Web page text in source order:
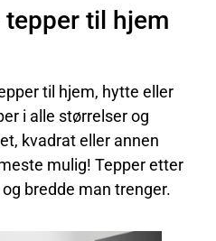
til hjem
til hjem, hytte eller
i alle størrelser og
kvadrat eller annen
mulig! Tepper etter
bredde man trenger.